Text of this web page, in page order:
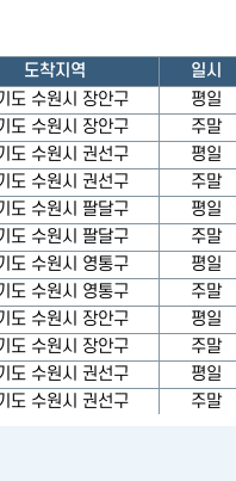
도착지역 일시
도 수원시 장안구 평일
도 수원시 장안구 주말
도 수원시 권선구 평일
도 수원시 권선구 주말
도 수원시 팔달구 평일
도 수원시 팔달구 주말
도 수원시 영통구 평일
도 수원시 영통구 주말
도 수원시 장안구 평일
도 수원시 장안구 주말
도 수원시 권선구 평일
도 수원시 권선구 주말